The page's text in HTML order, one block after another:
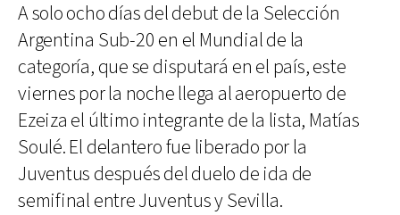
A solo ocho días del debut de la Selección
Argentina Sub-20 en el Mundial de la
categoría, que se disputará en el país, este
viernes por la noche llega al aeropuerto de
Ezeiza el último integrante de la lista, Matías
Soulé. El delantero fue liberado por la
Juventus después del duelo de ida de
semifinal entre Juventus y Sevilla.